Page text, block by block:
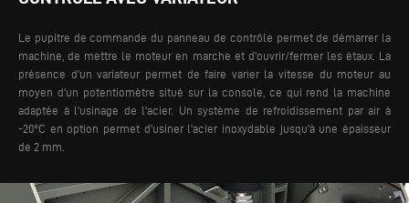
Le pupitre de commande du panneau de contrôle permet de démarrer la
machine, de mettre le moteur en marche et d'ouvrir/fermer les étaux. La
présence d'un variateur permet de faire varier la vitesse du moteur au
moyen d'un potentiomètre situé sur la console, ce qui rend la machine
adaptée à l'usinage de l'acier. Un système de refroidissement par air à
-20°C en option permet d'usiner l'acier inoxydable jusqu'à une épaisseur
de 2 mm.